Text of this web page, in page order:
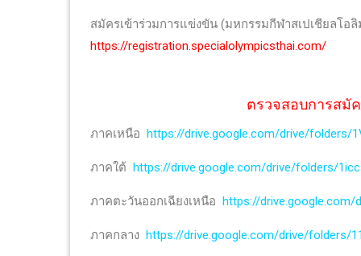
สมัครเข้าร่วมการแข่งขัน (มหกรรมกีฬาสเปเชียลโ
https://registration.specialolympicsthai.com/
ตรวจสอบการสมั
ภาคเหนือ https://drive.google.com/drive/folders/
ภาคใต้ https://drive.google.com/drive/folders/
ภาคตะวันออกเฉียงเหนือ https://drive.google.com/
ภาคกลาง https://drive.google.com/drive/folders/